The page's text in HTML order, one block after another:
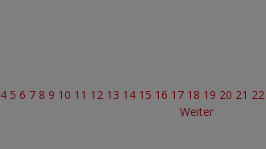
4 5 6 7 8 9 10 11 12 13 14 15 16 17 18 19 20 21
Weiter